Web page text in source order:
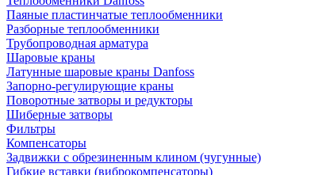
Паяные пластинчатые теплообменники
Разборные теплообменники
Трубопроводная арматура
Шаровые краны
Латунные шаровые краны Danfoss
Запорно-регулирующие краны
Поворотные затворы и редукторы
Шиберные затворы
Фильтры
Компенсаторы
Задвижки с обрезиненным клином (чугунные)
Гибкие вставки (виброкомпенсаторы)